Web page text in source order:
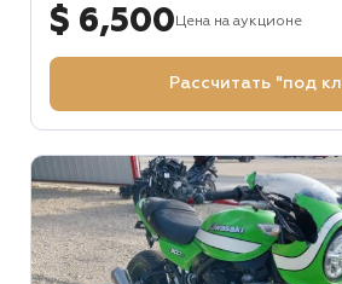
$ 6,500 Цена на аукционе
Рассчитать "под